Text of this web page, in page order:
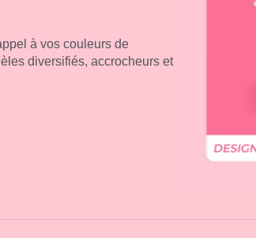
à vos couleurs de
diversifiés, accrocheurs et